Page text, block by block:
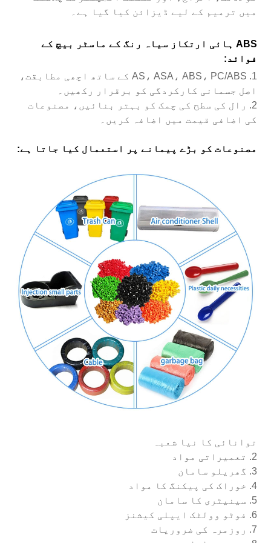
میں ترمیم کے لیے ڈیزائن کیا گیا ہے۔
ABS ہائی ارتکاز سیاہ رنگ کے ماسٹر بیچ کے
فوائد:
1. AS، ASA، ABS، PC/ABS کے ساتھ اچھی مطابقت،
اصل جسمانی کارکردگی کو برقرار رکھیں۔
2. رال کی سطح کی چمک کو بہتر بنائیں، مصنوعات
کی اضافی قیمت میں اضافہ کریں۔
مصنوعات کو بڑے پیمانے پر استعمال کیا جاتا ہے:
توانائی کا نیا شعبہ
2. تعمیراتی مواد
3. گھریلو سامان
4. خوراک کی پیکنگ کا مواد
5. سینیٹری کا سامان
6. فوٹو وولٹک ایپلی کیشنز
7. روزمرہ کی ضروریات